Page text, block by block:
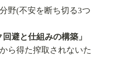
野(不安を断ち切る3つ
避と仕組みの構築」
ら得た搾取されないた